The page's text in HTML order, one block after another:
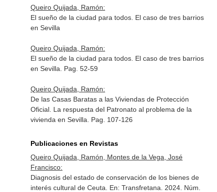
Queiro Quijada, Ramón:
El sueño de la ciudad para todos. El caso de tres barrios
en Sevilla
Queiro Quijada, Ramón:
El sueño de la ciudad para todos. El caso de tres barrios
en Sevilla. Pag. 52-59
Queiro Quijada, Ramón:
De las Casas Baratas a las Viviendas de Protección
Oficial. La respuesta del Patronato al problema de la
vivienda en Sevilla. Pag. 107-126
Publicaciones en Revistas
Queiro Quijada, Ramón, Montes de la Vega, José
Francisco:
Diagnosis del estado de conservación de los bienes de
interés cultural de Ceuta. En: Transfretana . 2024. Núm.